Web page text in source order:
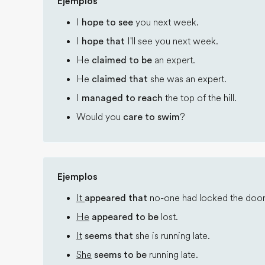
hope to see you next week.
hope that I'll see you next week.
He claimed to be an expert.
He claimed that she was an expert.
managed to reach the top of the hill.
Would you care to swim?
Ejemplos
It appeared that no-one had locked the
He appeared to be lost.
It seems that she is running late.
She seems to be running late.